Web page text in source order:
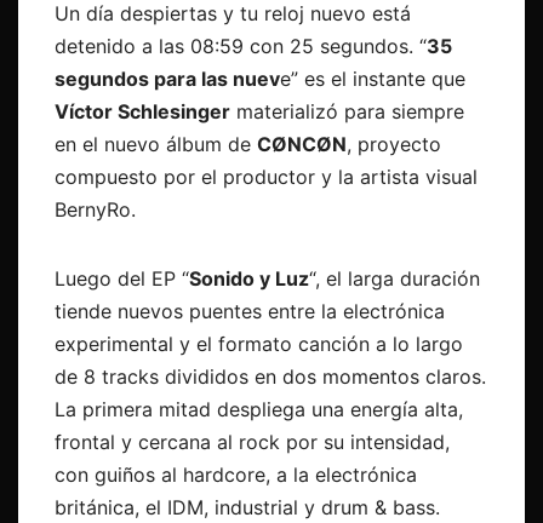
Un día despiertas y tu reloj nuevo está
detenido a las 08:59 con 25 segundos. “35
segundos para las nueve” es el instante que
Víctor Schlesinger materializó para siempre
en el nuevo álbum de CØNCØN, proyecto
compuesto por el productor y la artista visual
BernyRo.
Luego del EP “Sonido y Luz“, el larga duración
tiende nuevos puentes entre la electrónica
experimental y el formato canción a lo largo
de 8 tracks divididos en dos momentos claros.
La primera mitad despliega una energía alta,
frontal y cercana al rock por su intensidad,
con guiños al hardcore, a la electrónica
británica, el IDM, industrial y drum & bass.